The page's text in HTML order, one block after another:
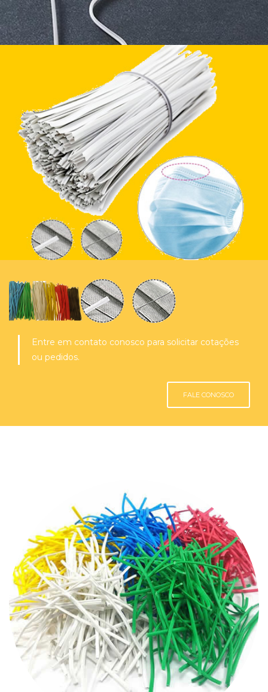
Entre em contato conosco para solicitar cotações
ou pedidos.
FALE CONOSCO